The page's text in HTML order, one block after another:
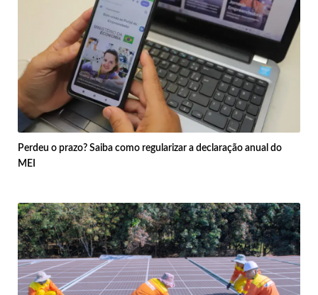
Perdeu o prazo? Saiba como regularizar a declaração anual do
MEI